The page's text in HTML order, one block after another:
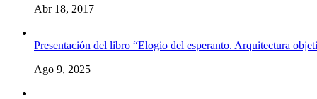
Abr 18, 2017
Presentación del libro “Elogio del esperanto. Arquitectura
Ago 9, 2025